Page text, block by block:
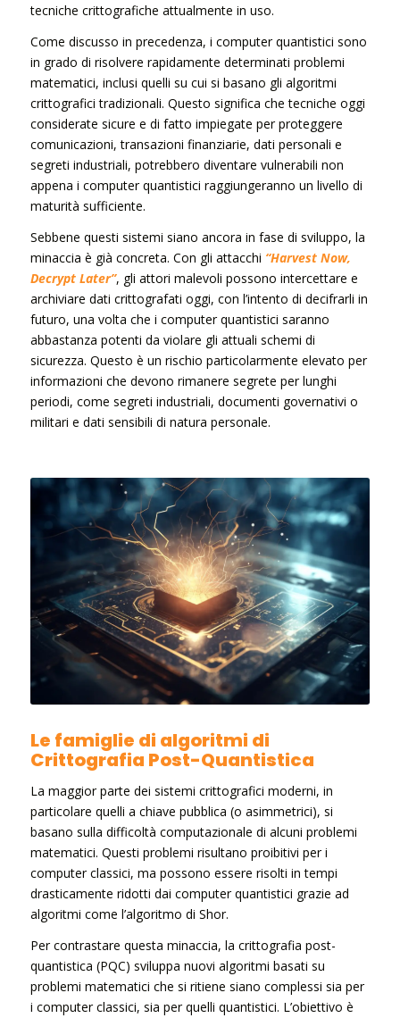
tecniche crittografiche attualmente in uso.
Come discusso in precedenza, i computer quantistici sono
in grado di risolvere rapidamente determinati problemi
matematici, inclusi quelli su cui si basano gli algoritmi
crittografici tradizionali. Questo significa che tecniche oggi
considerate sicure e di fatto impiegate per proteggere
comunicazioni, transazioni finanziarie, dati personali e
segreti industriali, potrebbero diventare vulnerabili non
appena i computer quantistici raggiungeranno un livello di
maturità sufficiente.
Sebbene questi sistemi siano ancora in fase di sviluppo, la
minaccia è già concreta. Con gli attacchi “Harvest Now,
Decrypt Later”, gli attori malevoli possono intercettare e
archiviare dati crittografati oggi, con l’intento di decifrarli in
futuro, una volta che i computer quantistici saranno
abbastanza potenti da violare gli attuali schemi di
sicurezza. Questo è un rischio particolarmente elevato per
informazioni che devono rimanere segrete per lunghi
periodi, come segreti industriali, documenti governativi o
militari e dati sensibili di natura personale.
Le famiglie di algoritmi di
Crittografia Post-Quantistica
La maggior parte dei sistemi crittografici moderni, in
particolare quelli a chiave pubblica (o asimmetrici), si
basano sulla difficoltà computazionale di alcuni problemi
matematici. Questi problemi risultano proibitivi per i
computer classici, ma possono essere risolti in tempi
drasticamente ridotti dai computer quantistici grazie ad
algoritmi come l’algoritmo di Shor.
Per contrastare questa minaccia, la crittografia post-
quantistica (PQC) sviluppa nuovi algoritmi basati su
problemi matematici che si ritiene siano complessi sia per
i computer classici, sia per quelli quantistici. L’obiettivo è